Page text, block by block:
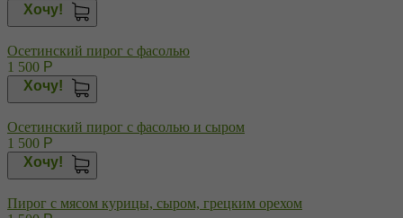
Хочу!
Осетинский пирог с фасолью
1 500 Р
Хочу!
Осетинский пирог с фасолью и сыром
1 500 Р
Хочу!
Пирог с мясом курицы, сыром, грецким орехом